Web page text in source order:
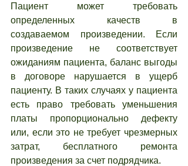
Пациент может требовать
определенных качеств в
создаваемом произведении. Если
произведение не соответствует
ожиданиям пациента, баланс выгоды
в договоре нарушается в ущерб
пациенту. В таких случаях у пациента
есть право требовать уменьшения
платы пропорционально дефекту
или, если это не требует чрезмерных
затрат, бесплатного ремонта
произведения за счет подрядчика.